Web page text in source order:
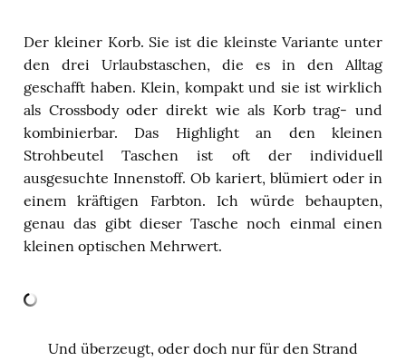
Der kleiner Korb. Sie ist die kleinste Variante unter
den drei Urlaubstaschen, die es in den Alltag
geschafft haben. Klein, kompakt und sie ist wirklich
als Crossbody oder direkt wie als Korb trag- und
kombinierbar. Das Highlight an den kleinen
Strohbeutel Taschen ist oft der individuell
ausgesuchte Innenstoff. Ob kariert, blümiert oder in
einem kräftigen Farbton. Ich würde behaupten,
genau das gibt dieser Tasche noch einmal einen
kleinen optischen Mehrwert.
Und überzeugt, oder doch nur für den Strand